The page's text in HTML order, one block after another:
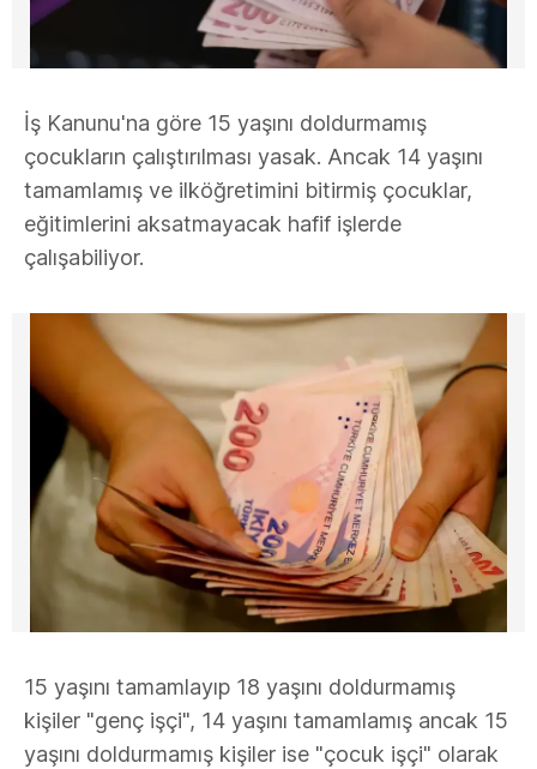
İş Kanunu'na göre 15 yaşını doldurmamış
çocukların çalıştırılması yasak. Ancak 14 yaşını
tamamlamış ve ilköğretimini bitirmiş çocuklar,
eğitimlerini aksatmayacak hafif işlerde
çalışabiliyor.
15 yaşını tamamlayıp 18 yaşını doldurmamış
kişiler "genç işçi", 14 yaşını tamamlamış ancak 15
yaşını doldurmamış kişiler ise "çocuk işçi" olarak